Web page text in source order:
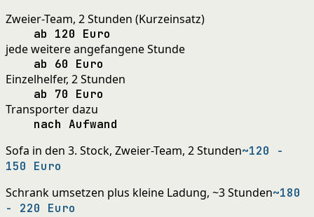
Zweier-Team, 2 Stunden (Kurzeinsatz)
ab 120 Euro
jede weitere angefangene Stunde
ab 60 Euro
Einzelhelfer, 2 Stunden
ab 70 Euro
Transporter dazu
nach Aufwand
Sofa in den 3. Stock, Zweier-Team, 2 Stunden~120 -
150 Euro
Schrank umsetzen plus kleine Ladung, ~3 Stunden~180
- 220 Euro